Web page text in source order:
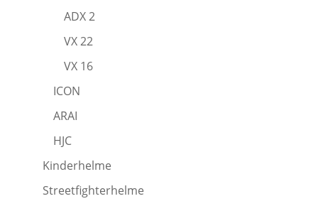
ADX 2
VX 22
VX 16
ICON
ARAI
HJC
Kinderhelme
Streetfighterhelme